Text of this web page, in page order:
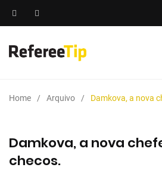
Home Arquivo Damkova, a nova
Damkova, a nova
checos.